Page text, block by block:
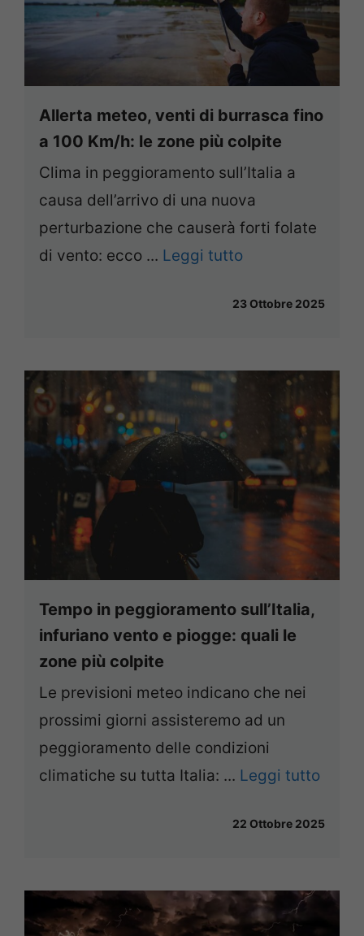
Allerta meteo, venti di burrasca fino
a 100 Km/h: le zone più colpite
Clima in peggioramento sull’Italia a
causa dell’arrivo di una nuova
perturbazione che causerà forti folate
di vento: ecco ... Leggi tutto
23 Ottobre 2025
Tempo in peggioramento sull’Italia,
infuriano vento e piogge: quali le
zone più colpite
Le previsioni meteo indicano che nei
prossimi giorni assisteremo ad un
peggioramento delle condizioni
climatiche su tutta Italia: ... Leggi tutto
22 Ottobre 2025